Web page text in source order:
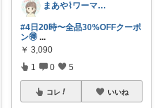
まあや⌇ワーママの暮らしとインテリア𓍯
#4日20時〜全品30%OFFクーポ
ン🉐 ...
￥ 3,090
1 0 5
コレ いいね